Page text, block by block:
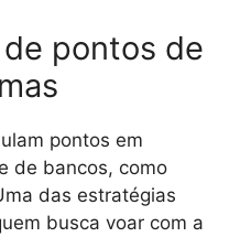
pontos de
pontos em
de bancos, como
das estratégias
busca voar com a